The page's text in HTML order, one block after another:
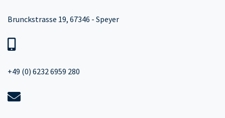
Brunckstrasse 19, 67346 - Speyer
+49 (0) 6232 6959 280